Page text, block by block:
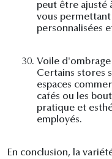
peut être ajusté
vous
personnalisées
30. Voile
Certains stores
espaces
cafés ou les
pratique et
employés.
En conclusion, la